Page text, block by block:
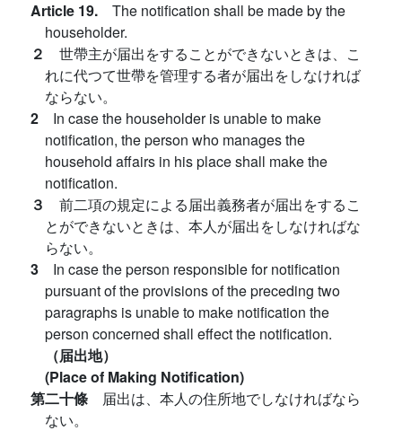
Article 19. The notification shall be made by the
householder.
２ 世帶主が届出をすることができないときは、こ
れに代つて世帶を管理する者が届出をしなければ
ならない。
2 In case the householder is unable to make
notification, the person who manages the
household affairs in his place shall make the
notification.
３ 前二項の規定による届出義務者が届出をするこ
とができないときは、本人が届出をしなければな
らない。
3 In case the person responsible for notification
pursuant of the provisions of the preceding two
paragraphs is unable to make notification the
person concerned shall effect the notification.
（届出地）
(Place of Making Notification)
第二十條 届出は、本人の住所地でしなければなら
ない。